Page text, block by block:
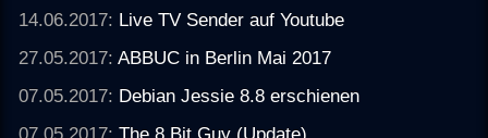
14.06.2017: Live TV Sender auf Youtube
27.05.2017:ABBUC in Berlin Mai 2017
07.05.2017: Debian Jessie 8.8 erschienen